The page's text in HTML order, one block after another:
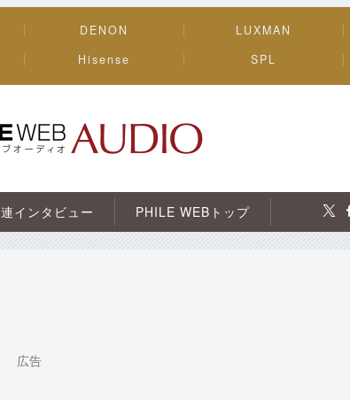
DENON LUXMAN
Hisense SPL
ディオ/ガジェット
インタビュー PHILE WEBトップ